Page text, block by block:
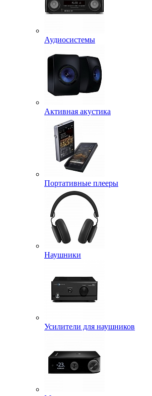
Аудиосистемы
Активная акустика
Портативные плееры
Наушники
Усилители для наушников